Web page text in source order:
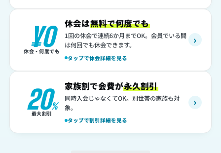
¥0
休会・何度でも
休会は無料で何度でも
1回の休会で連続6か月までOK。会員でいる間
は何回でも休会できます。
タップで休会詳細を見る
›
20%
最大割引
家族割で会費が永久割引
同時入会じゃなくてOK。別世帯の家族も対
象。
タップで割引詳細を見る
›